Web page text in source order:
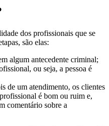
dos profissionais que se
são elas:
algum antecedente criminal;
ou seja, a pessoa é
de um atendimento, os clientes
é bom ou ruim e,
comentário sobre a